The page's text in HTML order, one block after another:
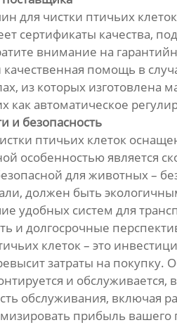
для чистки птичьих
сертификаты качества,
внимание на
помощь в
из которых
как автоматическое
и безопасность
птичьих клеток
особенностью является
для животных –
должен быть
удобных систем для
и долгосрочные
клеток – это
затраты на
и
обслуживания,
прибыль вашего